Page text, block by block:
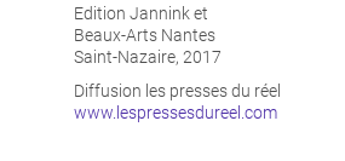
Edition Jannink et
Beaux-Arts Nantes
Saint-Nazaire, 2017
Diffusion les presses du réel
www.lespressesdureel.com